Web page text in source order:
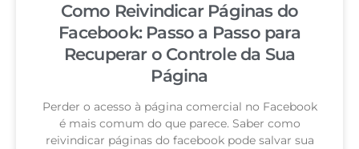
Como Reivindicar Páginas do
Facebook: Passo a Passo para
Recuperar o Controle da Sua
Página
Perder o acesso à página comercial no Facebook
é mais comum do que parece. Saber como
reivindicar páginas do facebook pode salvar sua